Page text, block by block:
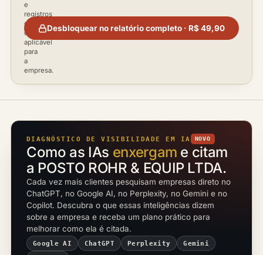
e
registros
disponíveis
conforme
aplicável
para
a
empresa.
Desbloquear no relatório completo · R$ 49,90
DIAGNÓSTICO DE VISIBILIDADE EM IA NOVO
Como as IAs enxergam e citam
a POSTO ROHR & EQUIP LTDA.
Cada vez mais clientes pesquisam empresas direto no
ChatGPT, no Google AI, no Perplexity, no Gemini e no
Copilot. Descubra o que essas inteligências dizem
sobre a empresa e receba um plano prático para
melhorar como ela é citada.
Google AI ChatGPT Perplexity Gemini